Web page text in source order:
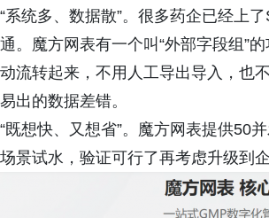
系统多、数据散”。很多药企已经上
。魔方网表有一个叫“外部字段组”
流转起来，不用人工导出导入，也
出的数据差错。
既想快、又想省”。魔方网表提供50
景试水，验证可行了再考虑升级到